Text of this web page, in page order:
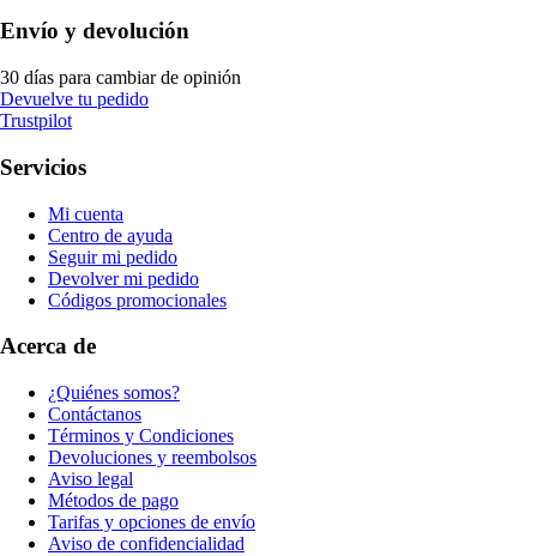
Envío y devolución
30 días para cambiar de opinión
Devuelve tu pedido
Trustpilot
Servicios
Mi cuenta
Centro de ayuda
Seguir mi pedido
Devolver mi pedido
Códigos promocionales
Acerca de
¿Quiénes somos?
Contáctanos
Términos y Condiciones
Devoluciones y reembolsos
Aviso legal
Métodos de pago
Tarifas y opciones de envío
Aviso de confidencialidad